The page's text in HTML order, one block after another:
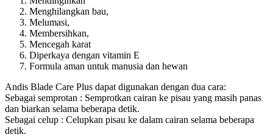
Menghilangkan bau,
Melumasi,
Membersihkan,
Mencegah karat
Diperkaya dengan vitamin E
Formula aman untuk manusia dan hewan
Andis Blade Care Plus dapat digunakan dengan dua cara:
Sebagai semprotan : Semprotkan cairan ke pisau yang masih panas
dan biarkan selama beberapa detik.
Sebagai celup : Celupkan pisau ke dalam cairan selama beberapa
detik.